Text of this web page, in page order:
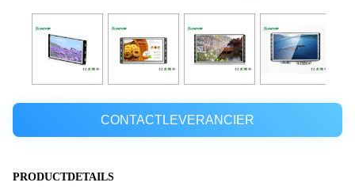
CONTACTLEVERANCIER
PRODUCTDETAILS